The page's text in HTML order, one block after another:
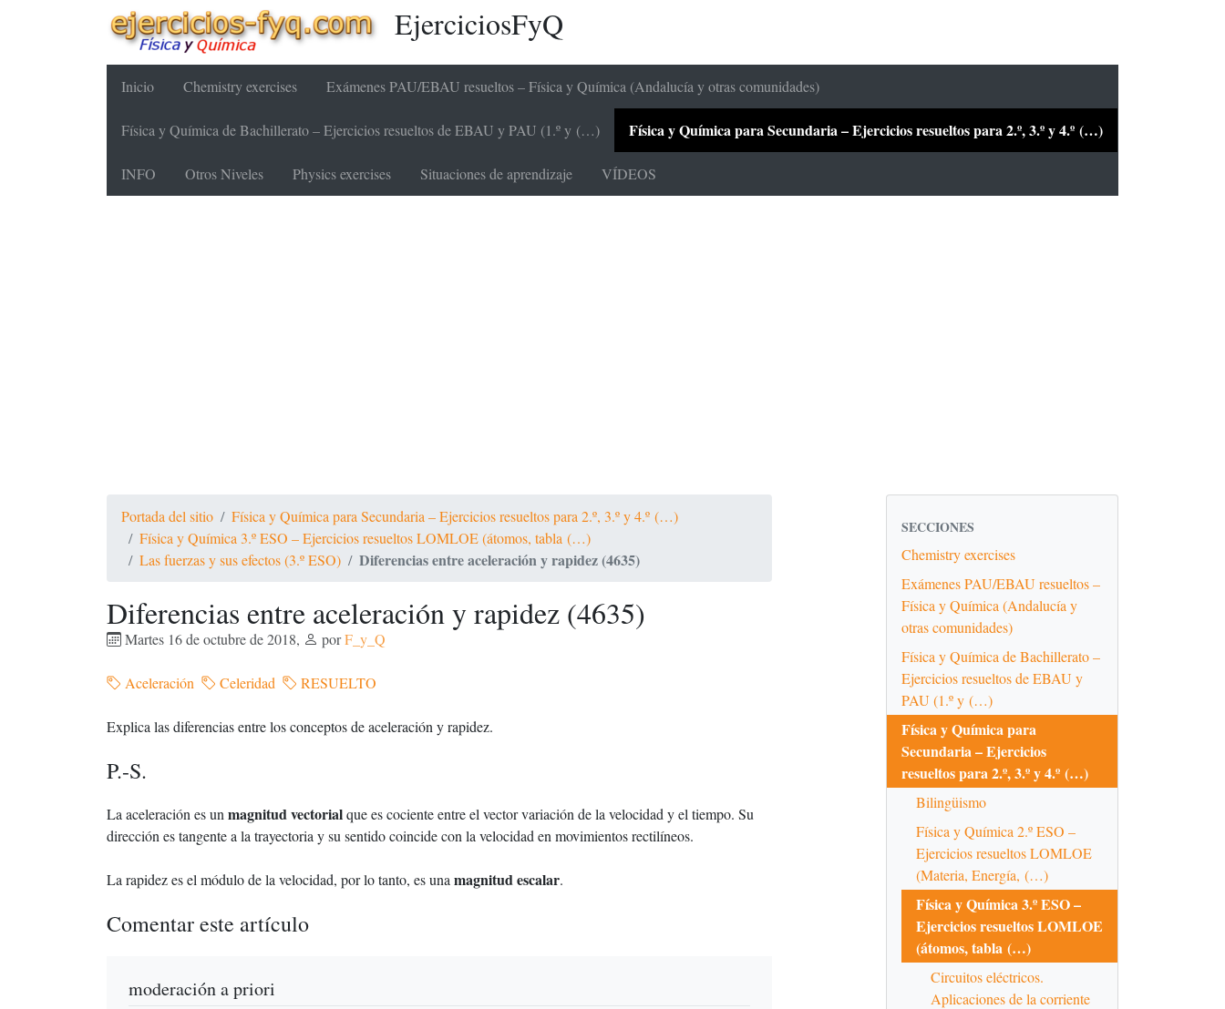
EjerciciosFyQ
Inicio Chemistry exercises Exámenes PAU/EBAU resueltos – Física y Química (Andalucía y otras comunidades)
Física y Química de Bachillerato – Ejercicios resueltos de EBAU y PAU (1.º y (…) Física y Química para Secundaria – Ejercicios resueltos para 2.º, 3.º y 4.º (…)
INFO Otros Niveles Physics exercises Situaciones de aprendizaje VÍDEOS
Portada del sitio
Física y Química para Secundaria – Ejercicios resueltos para 2.º, 3.º y 4.º (…)
Física y Química 3.º ESO – Ejercicios resueltos LOMLOE (átomos, tabla (…)
Las fuerzas y sus efectos (3.º ESO)
Diferencias entre aceleración y rapidez (4635)
Diferencias entre aceleración y rapidez (4635)
Martes 16 de octubre de 2018, porF_y_Q
Aceleración Celeridad RESUELTO
Explica las diferencias entre los conceptos de aceleración y rapidez.
P.-S.
La aceleración es un magnitud vectorialque es cociente entre el vector variación de la velocidad y el tiempo. Su
dirección es tangente a la trayectoria y su sentido coincide con la velocidad en movimientos rectilíneos.
La rapidez es el módulo de la velocidad, por lo tanto, es una magnitud escalar.
Comentar este artículo
moderación a priori
SECCIONES
Chemistry exercises
Exámenes PAU/EBAU resueltos –
Física y Química (Andalucía y
otras comunidades)
Física y Química de Bachillerato –
Ejercicios resueltos de EBAU y
PAU (1.º y (…)
Física y Química para
Secundaria – Ejercicios
resueltos para 2.º, 3.º y 4.º (…)
Bilingüismo
Física y Química 2.º ESO –
Ejercicios resueltos LOMLOE
(Materia, Energía, (…)
Física y Química 3.º ESO –
Ejercicios resueltos LOMLOE
(átomos, tabla (…)
Circuitos eléctricos.
Aplicaciones de la corriente